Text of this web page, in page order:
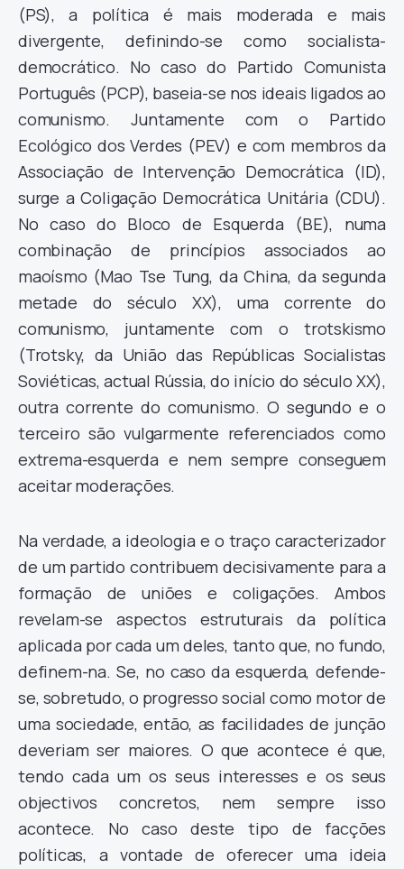
(PS), a política é mais moderada e mais
divergente, definindo-se como socialista-
democrático. No caso do Partido Comunista
Português (PCP), baseia-se nos ideais ligados ao
comunismo. Juntamente com o Partido
Ecológico dos Verdes (PEV) e com membros da
Associação de Intervenção Democrática (ID),
surge a Coligação Democrática Unitária (CDU).
No caso do Bloco de Esquerda (BE), numa
combinação de princípios associados ao
maoísmo (Mao Tse Tung, da China, da segunda
metade do século XX), uma corrente do
comunismo, juntamente com o trotskismo
(Trotsky, da União das Repúblicas Socialistas
Soviéticas, actual Rússia, do início do século XX),
outra corrente do comunismo. O segundo e o
terceiro são vulgarmente referenciados como
extrema-esquerda e nem sempre conseguem
aceitar moderações.
Na verdade, a ideologia e o traço caracterizador
de um partido contribuem decisivamente para a
formação de uniões e coligações. Ambos
revelam-se aspectos estruturais da política
aplicada por cada um deles, tanto que, no fundo,
definem-na. Se, no caso da esquerda, defende-
se, sobretudo, o progresso social como motor de
uma sociedade, então, as facilidades de junção
deveriam ser maiores. O que acontece é que,
tendo cada um os seus interesses e os seus
objectivos concretos, nem sempre isso
acontece. No caso deste tipo de facções
políticas, a vontade de oferecer uma ideia